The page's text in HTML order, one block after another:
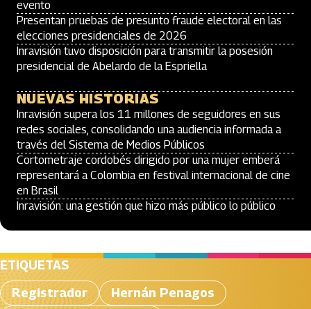
evento
Presentan pruebas de presunto fraude electoral en las
elecciones presidenciales de 2026
Inravisión tuvo disposición para transmitir la posesión
presidencial de Abelardo de la Espriella
NUEVAS HISTORIAS
Inravisión supera los 11 millones de seguidores en sus
redes sociales, consolidando una audiencia informada a
través del Sistema de Medios Públicos
Cortometraje cordobés dirigido por una mujer emberá
representará a Colombia en festival internacional de cine
en Brasil
Inravisión: una gestión que hizo más público lo público
ETIQUETAS
Registrador
Hernán Penagos